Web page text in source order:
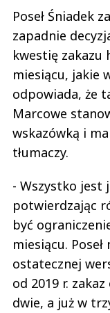
Poseł Śniadek
zapadnie
kwestię zakazu
miesiącu, jakie
odpowiada, że
Marcowe
wskazówką i
tłumaczy.
- Wszystko jest
potwierdzając
być
miesiącu.
ostatecznej
od 2019 r.
dwie, a już w